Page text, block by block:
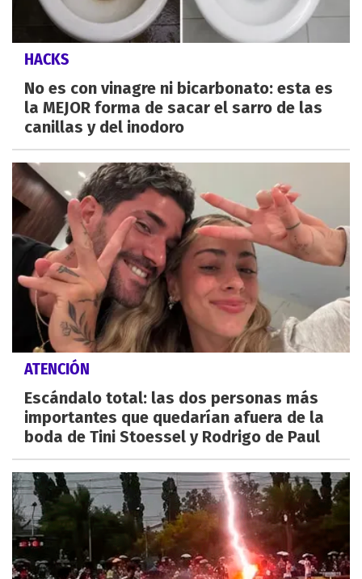
HACKS
No es con vinagre ni bicarbonato: esta es
la MEJOR forma de sacar el sarro de las
canillas y del inodoro
ATENCIÓN
Escándalo total: las dos personas más
importantes que quedarían afuera de la
boda de Tini Stoessel y Rodrigo de Paul